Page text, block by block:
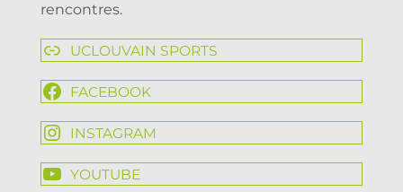
rencontres.
UCLOUVAIN SPORTS
FACEBOOK
INSTAGRAM
YOUTUBE